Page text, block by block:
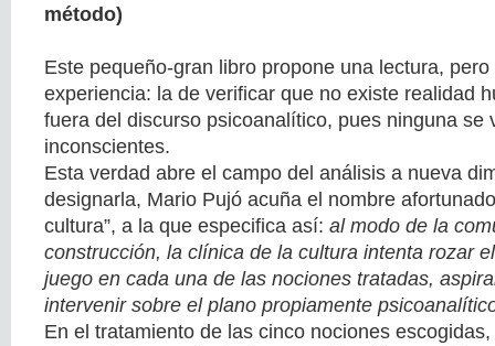
método)
Este pequeño-gran libro propone una lectura,
experiencia: la de verificar que no existe realidad
fuera del discurso psicoanalítico, pues ninguna se
inconscientes.
Esta verdad abre el campo del análisis a nueva
designarla, Mario Pujó acuña el nombre
cultura”, a la que especifica así: al modo de la
construcción, la clínica de la cultura intenta rozar
juego en cada una de las nociones tratadas,
intervenir sobre el plano propiamente
En el tratamiento de las cinco nociones